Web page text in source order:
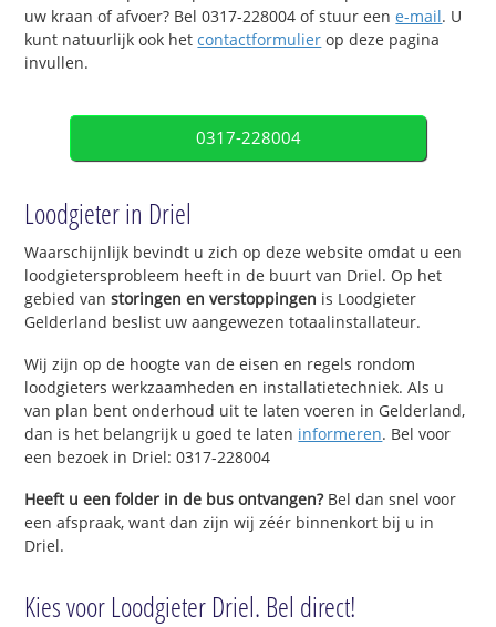
uw kraan of afvoer? Bel 0317-228004 of stuur eene-mail. U
kunt natuurlijk ook hetcontactformulier op deze pagina
invullen.
0317-228004
Loodgieter in Driel
Waarschijnlijk bevindt u zich op deze website omdat u een
loodgietersprobleem heeft in de buurt van Driel. Op het
gebied vanstoringen en verstoppingen is Loodgieter
Gelderland beslist uw aangewezen totaalinstallateur.
Wij zijn op de hoogte van de eisen en regels rondom
loodgieters werkzaamheden en installatietechniek. Als u
van plan bent onderhoud uit te laten voeren in Gelderland,
dan is het belangrijk u goed te laten informeren. Bel voor
een bezoek in Driel: 0317-228004
Heeft u een folder in de bus ontvangen?Bel dan snel voor
een afspraak, want dan zijn wij zéér binnenkort bij u in
Driel.
Kies voor Loodgieter Driel. Bel direct!